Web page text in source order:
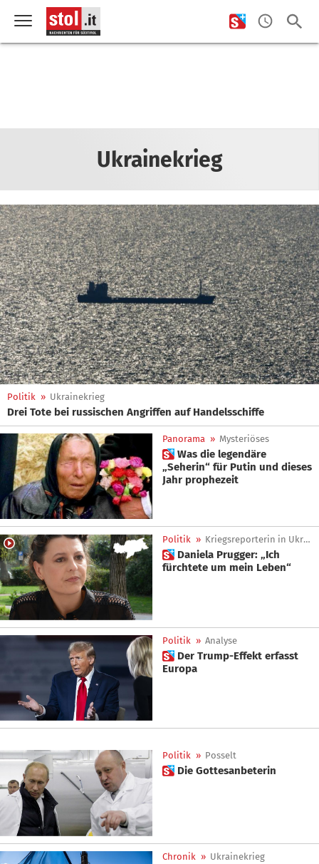
Ukrainekrieg
Politik » Ukrainekrieg
Drei Tote bei russischen Angriffen auf Handelsschiffe
Panorama » Mysteriöses
 Was die legendäre
„Seherin“ für Putin und dieses
Jahr prophezeit
Politik » Kriegsreporterin in Ukraine
 Daniela Prugger: „Ich
fürchtete um mein Leben“
Politik » Analyse
 Der Trump-Effekt erfasst
Europa
Politik » Posselt
 Die Gottesanbeterin
Chronik » Ukrainekrieg